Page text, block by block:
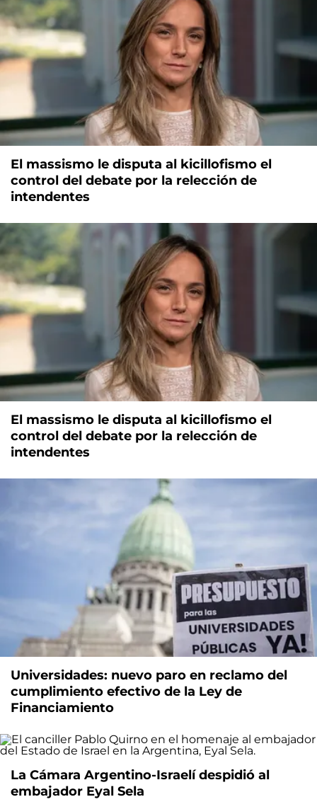
El massismo le disputa al kicillofismo el
control del debate por la relección de
intendentes
El massismo le disputa al kicillofismo el
control del debate por la relección de
intendentes
Universidades: nuevo paro en reclamo del
cumplimiento efectivo de la Ley de
Financiamiento
La Cámara Argentino-Israelí despidió al
embajador Eyal Sela